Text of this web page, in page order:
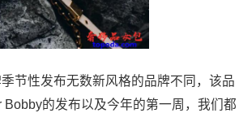
节性发布无数新风格的品牌不同，该品
Bobby的发布以及今年的第一周，我们都